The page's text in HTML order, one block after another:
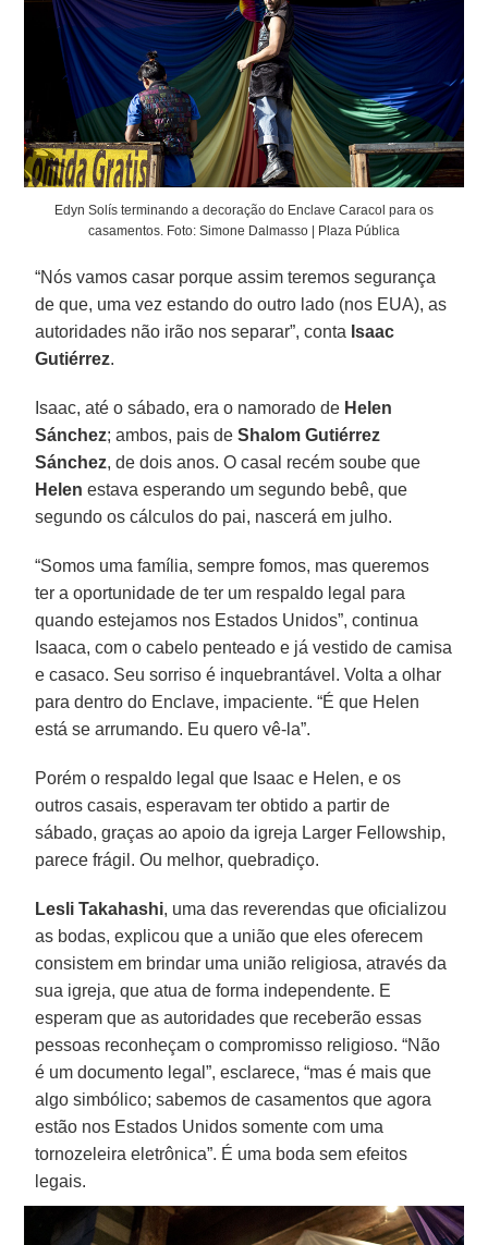
Edyn Solís terminando a decoração do Enclave Caracol para os
casamentos. Foto: Simone Dalmasso | Plaza Pública
“Nós vamos casar porque assim teremos segurança
de que, uma vez estando do outro lado (nos EUA), as
autoridades não irão nos separar”, conta Isaac
Gutiérrez.
Isaac, até o sábado, era o namorado de Helen
Sánchez; ambos, pais deShalom Gutiérrez
Sánchez, de dois anos. O casal recém soube que
Helen estava esperando um segundo bebê, que
segundo os cálculos do pai, nascerá em julho.
“Somos uma família, sempre fomos, mas queremos
ter a oportunidade de ter um respaldo legal para
quando estejamos nos Estados Unidos”, continua
Isaaca, com o cabelo penteado e já vestido de camisa
e casaco. Seu sorriso é inquebrantável. Volta a olhar
para dentro do Enclave, impaciente. “É que Helen
está se arrumando. Eu quero vê-la”.
Porém o respaldo legal que Isaac e Helen, e os
outros casais, esperavam ter obtido a partir de
sábado, graças ao apoio da igreja Larger Fellowship,
parece frágil. Ou melhor, quebradiço.
Lesli Takahashi, uma das reverendas que oficializou
as bodas, explicou que a união que eles oferecem
consistem em brindar uma união religiosa, através da
sua igreja, que atua de forma independente. E
esperam que as autoridades que receberão essas
pessoas reconheçam o compromisso religioso. “Não
é um documento legal”, esclarece, “mas é mais que
algo simbólico; sabemos de casamentos que agora
estão nos Estados Unidos somente com uma
tornozeleira eletrônica”. É uma boda sem efeitos
legais.